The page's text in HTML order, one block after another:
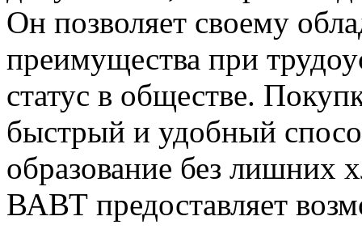
Он позволяет своему
преимущества при
статус в обществе.
быстрый и удобный
образование без лишних
ВАВТ предоставляет